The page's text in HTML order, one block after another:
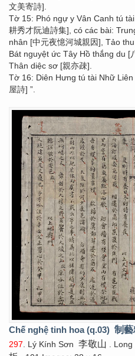
文美寄詩].
Tờ 15: Phó ngự y Vân Canh tú
耕秀才阮迪詩集], có các bài:
nhân [中元夜憶河城親因], Tảo
Bát nguyệt ức Tây Hồ thắng du [
Thân diệc sơ [親亦疎].
Tờ 16: Diên Hưng tú tài Nhữ
屋詩] ”.
Chế nghệ tinh hoa (q.03) 制
297 . Lý Kính Sơn 李敬山 .